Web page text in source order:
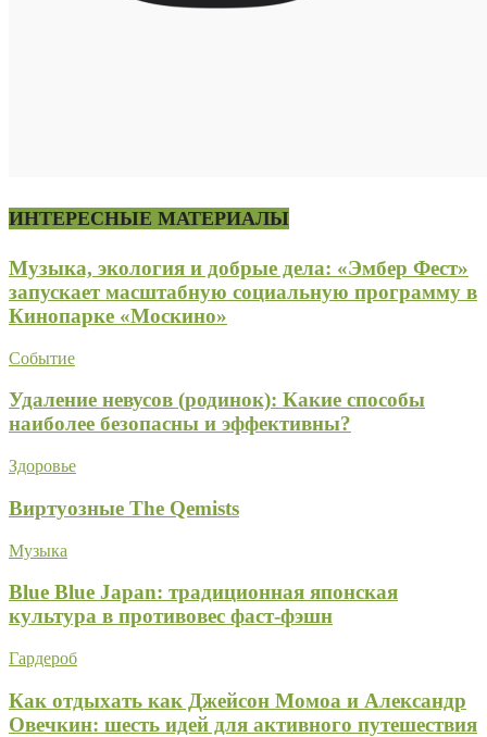
ИНТЕРЕСНЫЕ МАТЕРИАЛЫ
Музыка, экология и добрые дела: «Эмбер Фест»
запускает масштабную социальную программу в
Кинопарке «Москино»
Событие
Удаление невусов (родинок): Какие способы
наиболее безопасны и эффективны?
Здоровье
Виртуозные The Qemists
Музыка
Blue Blue Japan: традиционная японская
культура в противовес фаст-фэшн
Гардероб
Как отдыхать как Джейсон Момоа и Александр
Овечкин: шесть идей для активного путешествия